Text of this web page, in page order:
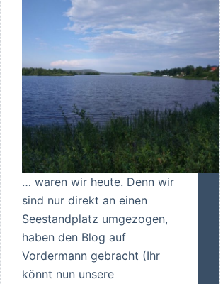
… waren wir heute. Denn wir
sind nur direkt an einen
Seestandplatz umgezogen,
haben den Blog auf
Vordermann gebracht (Ihr
könnt nun unsere